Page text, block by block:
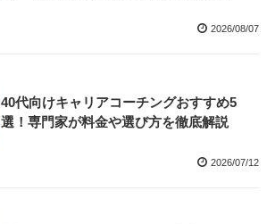
2026/08/07
40代向けキャリアコーチングおすすめ5
選！専門家が料金や選び方を徹底解説
2026/07/12